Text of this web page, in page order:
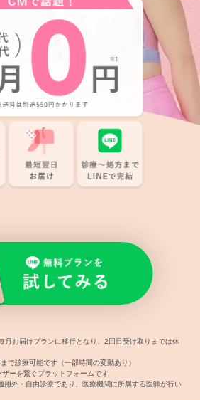
月お届けプランに移行となり、2回目受け取りまでは休
で診療可能です（一部時間の変動あり）
ーを繋ぐプラットフォームです
用外・自由診療であり、医療機関に所属する医師が行い